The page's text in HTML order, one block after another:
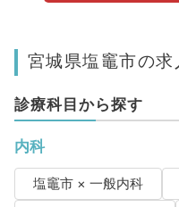
宮城県塩竈市の求
診療科目から探す
内科
塩竈市 × 一般内科